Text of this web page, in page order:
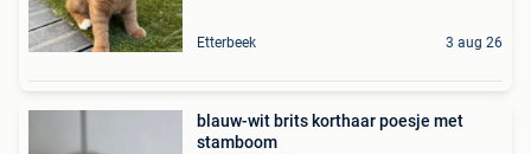
Etterbeek 3 aug 26
blauw-wit brits korthaar poesje met
stamboom